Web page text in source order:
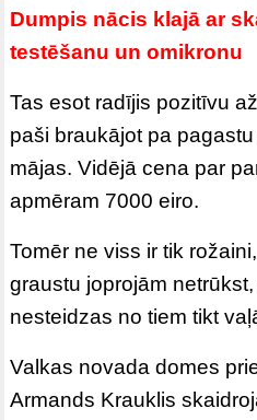
Dumpis nācis klajā ar
testēšanu un omikronu
Tas esot radījis pozitīvu
paši braukājot pa
mājas. Vidējā cena par
apmēram 7000 eiro.
Tomēr ne viss ir tik
graustu joprojām
nesteidzas no tiem tikt
Valkas novada domes
Armands Krauklis